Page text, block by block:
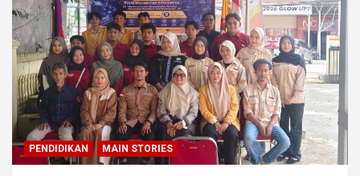
PENDIDIKAN MAIN STORIES